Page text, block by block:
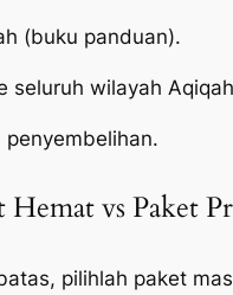
(buku panduan).
seluruh wilayah
penyembelihan.
vs Paket
pilihlah paket